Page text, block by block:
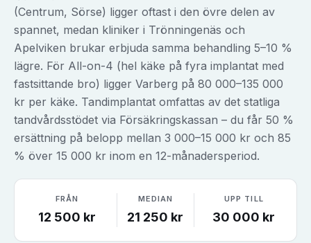
(Centrum, Sörse) ligger oftast i den övre delen av
spannet, medan kliniker i Trönningenäs och
Apelviken brukar erbjuda samma behandling 5–10 %
lägre. För All-on-4 (hel käke på fyra implantat med
fastsittande bro) ligger Varberg på 80 000–135 000
kr per käke. Tandimplantat omfattas av det statliga
tandvårdsstödet via Försäkringskassan – du får 50 %
ersättning på belopp mellan 3 000–15 000 kr och 85
% över 15 000 kr inom en 12-månadersperiod.
FRÅN
12 500 kr
MEDIAN
21 250 kr
UPP TILL
30 000 kr